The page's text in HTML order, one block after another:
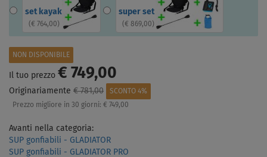
set kayak
( € 764,00)
super set
( € 869,00)
NON DISPONIBILE
Il tuo prezzo € 749,00
Originariamente € 781,00
SCONTO 4%
Prezzo migliore in 30 giorni: € 749,00
Avanti nella categoria:
SUP gonfiabili - GLADIATOR
SUP gonfiabili - GLADIATOR PRO